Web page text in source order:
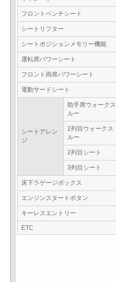
フロントベンチシート
シートリフター
シートポジションメモリー機能
運転席パワーシート
フロント両席パワーシート
電動サードシート
シートアレン
ジ
助手席ウォークス
ルー
2列目ウォークス
ルー
2列目シート
3列目シート
床下ラゲージボックス
エンジンスタートボタン
キーレスエントリー
ETC